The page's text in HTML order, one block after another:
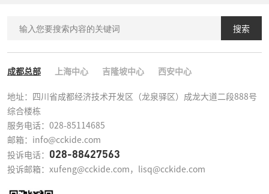
搜索
成都总部 上海中心 吉隆坡中心 西安中心
地址：四川省成都经济技术开发区（龙泉驿区）成龙大道二段888号
综合楼栋
服务电话：028-85114685
邮箱：info@cckide.com
投诉电话： 028-88427563
投诉邮箱：xufeng@cckide.com，lisq@cckide.com